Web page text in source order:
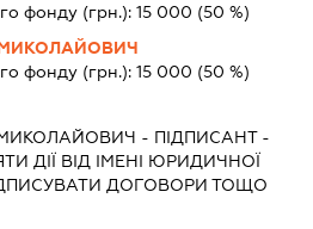
фонду (грн.):15 000 (50 %)
фонду (грн.):15 000 (50 %)
- ПІДПИСАНТ-
ДІЇ ВІД ІМЕНІ ЮРИДИЧНОЇ
ДОГОВОРИ ТОЩО